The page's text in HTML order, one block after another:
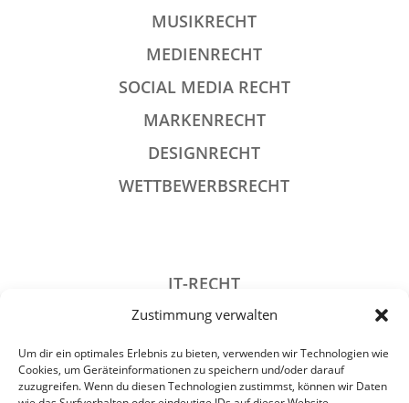
Zustimmung verwalten
Um dir ein optimales Erlebnis zu bieten, verwenden wir Technologien wie
Cookies, um Geräteinformationen zu speichern und/oder darauf
zuzugreifen. Wenn du diesen Technologien zustimmst, können wir Daten
MUSIKRECHT
MEDIENRECHT
SOCIAL MEDIA RECHT
MARKENRECHT
DESIGNRECHT
WETTBEWERBSRECHT
IT-RECHT
DATENSCHUTZRECHT
STRAFRECHT
GESELLSCHAFTSRECHT